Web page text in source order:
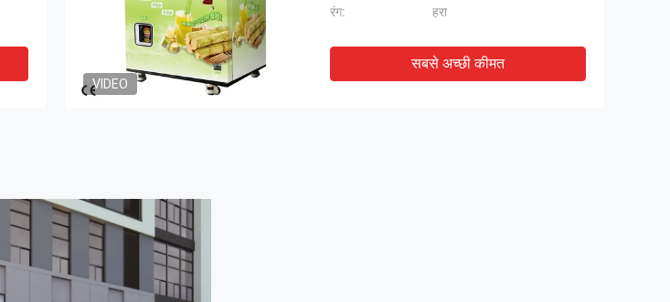
VIDEO
रंग:
हरा
सबसे अच्छी कीमत